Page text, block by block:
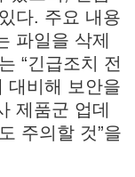
다. 주요 내용
파일을 삭제
“긴급조치 전
대비해 보안을
제품군 업데
주의할 것”을